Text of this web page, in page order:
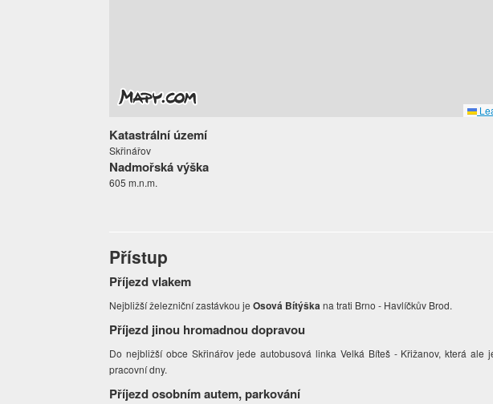
Katastrální území
Skřinářov
Nadmořská výška
605 m.n.m.
Přístup
Příjezd vlakem
Nejbližší železniční zastávkou jeOsová Bítýškana trati Brno - Havlíčkův Brod.
Příjezd jinou hromadnou dopravou
Do nejbližší obce Skřinářov jede autobusová linka Velká Bíteš - Křižanov, která
pracovní dny.
Příjezd osobním autem, parkování